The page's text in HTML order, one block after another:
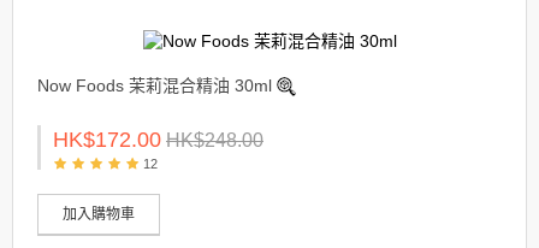
Now Foods 茉莉混合精油 30ml
HK$172.00 HK$248.00
12
加入購物車